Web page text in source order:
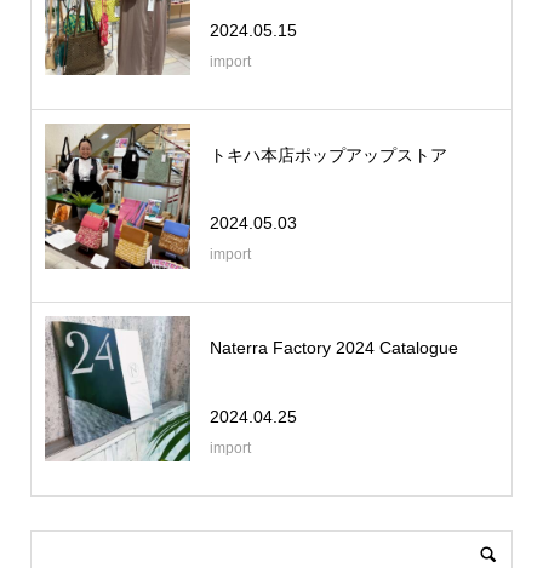
2024.05.15
import
トキハ本店ポップアップストア
2024.05.03
import
Naterra Factory 2024 Catalogue
2024.04.25
import